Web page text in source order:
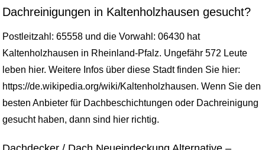
Dachreinigungen in Kaltenholzhausen gesucht?
Postleitzahl: 65558 und die Vorwahl: 06430 hat
Kaltenholzhausen in Rheinland-Pfalz. Ungefähr 572 Leute
leben hier. Weitere Infos über diese Stadt finden Sie hier:
https://de.wikipedia.org/wiki/Kaltenholzhausen. Wenn Sie den
besten Anbieter für Dachbeschichtungen oder Dachreinigung
gesucht haben, dann sind hier richtig.